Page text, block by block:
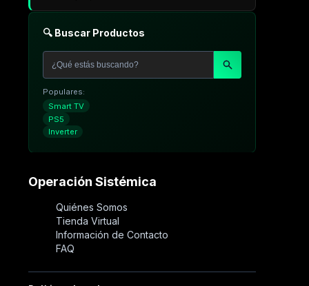
🔍 Buscar Productos
Populares:
Smart TV
PS5
Inverter
Operación Sistémica
Quiénes Somos
Tienda Virtual
Información de Contacto
FAQ